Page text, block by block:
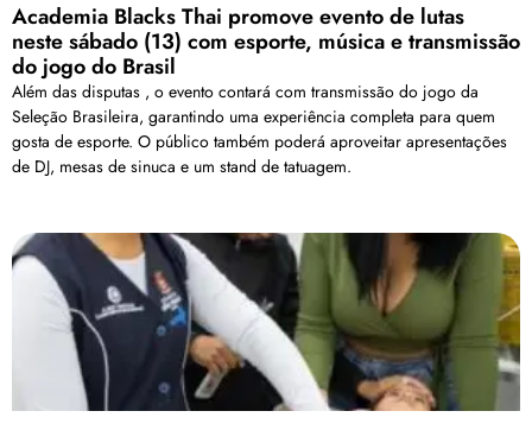
Academia Blacks Thai promove evento de lutas
neste sábado (13) com esporte, música e transmissão
do jogo do Brasil
Além das disputas , o evento contará com transmissão do jogo da
Seleção Brasileira, garantindo uma experiência completa para quem
gosta de esporte. O público também poderá aproveitar apresentações
de DJ, mesas de sinuca e um stand de tatuagem.